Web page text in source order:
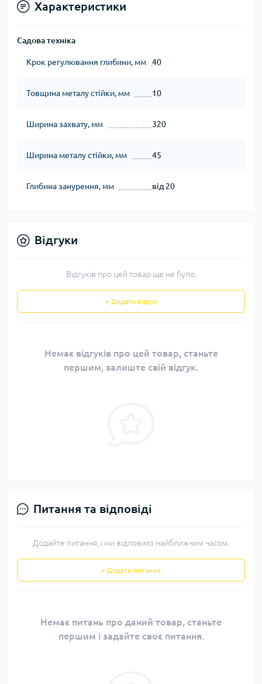
Характеристики
Садова техніка
Крок регулювання глибини, мм 40
Товщина металу стійки, мм 10
Ширина захвату, мм 320
Ширина металу стійки, мм 45
Глибина занурення, мм від 20
Відгуки
Відгуків про цей товар ще не було.
+ Додати відгук
Немає відгуків про цей товар, станьте
першим, залиште свій відгук.
Питання та відповіді
Додайте питання, і ми відповімо найближчим часом.
+ Додати питання
Немає питань про даний товар, станьте
першим і задайте своє питання.